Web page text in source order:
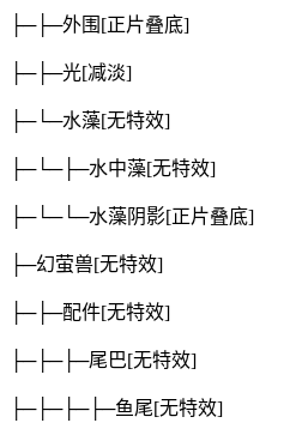
├─├─外围 [正片叠底]
├─├─光[减淡]
├─└─水藻[无特效]
├─└─├─水中藻[无特效]
├─└─└─水藻阴影[正片叠底]
├─幻萤兽[无特效]
├─├─配件[无特效]
├─├─├─尾巴[无特效]
├─├─├─├─鱼尾[无特效]